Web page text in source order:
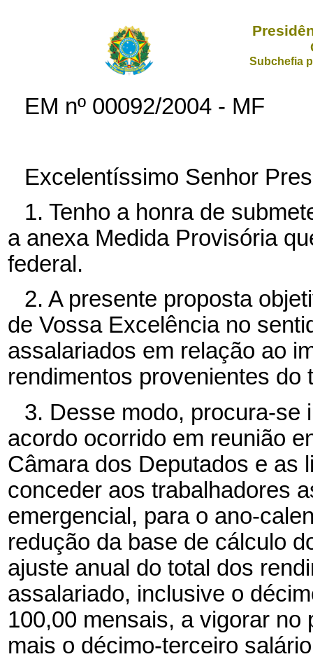
Subchefia
EM nº 00092/2004 - MF
Excelentíssimo Senhor
1. Tenho a honra de
a anexa Medida Provisória
federal.
2. A presente proposta
de Vossa Excelência no
assalariados em relação ao
rendimentos provenientes do
3. Desse modo, procura-se
acordo ocorrido em reunião
Câmara dos Deputados e as
conceder aos trabalhadores
emergencial, para o ano-
redução da base de cálculo
ajuste anual do total dos
assalariado, inclusive o
100,00 mensais, a vigorar
mais o décimo-terceiro